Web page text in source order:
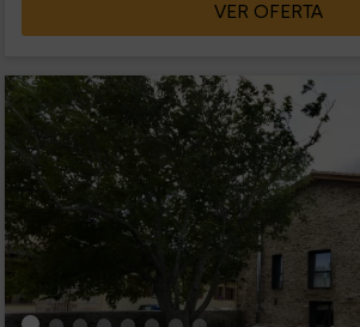
VER OFERTA